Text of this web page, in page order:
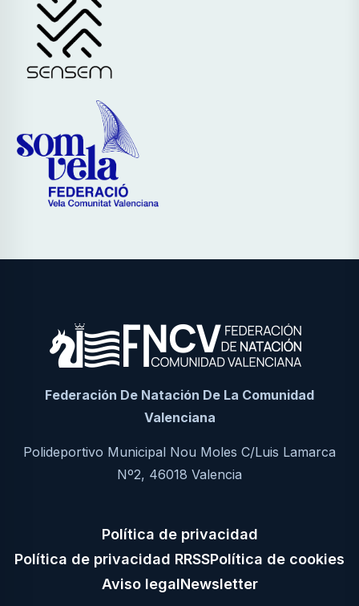
Federación De Natación De La Comunidad
Valenciana
Polideportivo Municipal Nou Moles C/Luis Lamarca
Nº2, 46018 Valencia
Política de privacidad
Política de privacidad RRSSPolítica de cookies
Aviso legalNewsletter